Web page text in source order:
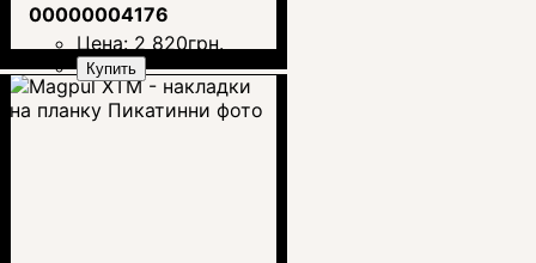
00000004176
Цена: 2 820грн.
Купить